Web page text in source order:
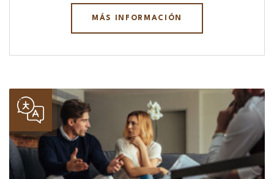
MÁS INFORMACIÓN